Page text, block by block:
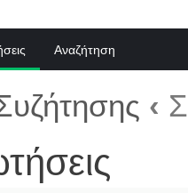
Αναζήτηση
‹